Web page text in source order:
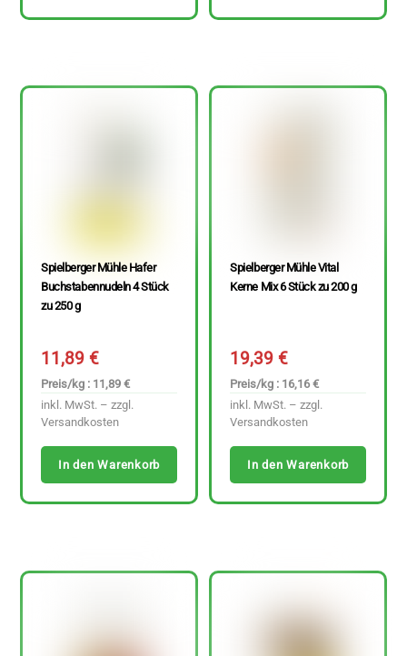
Spielberger Mühle Hafer
Buchstabennudeln 4 Stück
zu 250 g
11,89€
Preis/kg : 11,89 €
inkl. MwSt. – zzgl.
Versandkosten
In den Warenkorb
Spielberger Mühle Vital
Kerne Mix 6 Stück zu 200 g
19,39€
Preis/kg : 16,16 €
inkl. MwSt. – zzgl.
Versandkosten
In den Warenkorb